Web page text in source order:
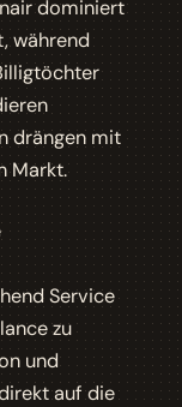
dominiert
während
drängen mit
Markt.
Service
zu
und
auf die